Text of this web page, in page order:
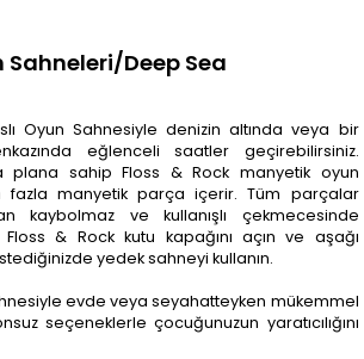
Sahneleri/Deep Sea
Oyun Sahnesiyle denizin altında veya bir
eğlenceli saatler geçirebilirsiniz.
plana sahip Floss & Rock manyetik oyun
fazla manyetik parça içerir. Tüm parçalar
kaybolmaz ve kullanışlı çekmecesinde
& Rock kutu kapağını açın ve aşağı
yedek sahneyi kullanın.
evde veya seyahatteyken mükemmel
seçeneklerle çocuğunuzun yaratıcılığını